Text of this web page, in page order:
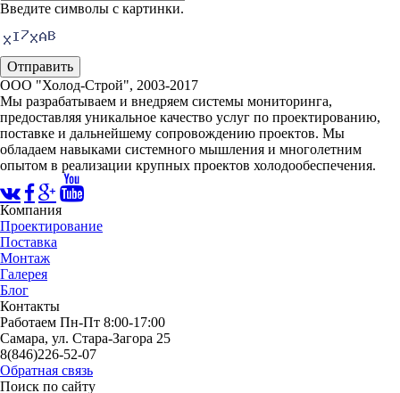
Введите символы с картинки.
ООО "Холод-Строй", 2003-2017
Мы разрабатываем и внедряем системы мониторинга,
предоставляя уникальное качество услуг по проектированию,
поставке и дальнейшему сопровождению проектов. Мы
обладаем навыками системного мышления и многолетним
опытом в реализации крупных проектов холодообеспечения.
Компания
Проектирование
Поставка
Монтаж
Галерея
Блог
Контакты
Работаем Пн-Пт 8:00-17:00
Самара, ул. Стара-Загора 25
8(846)226-52-07
Обратная связь
Поиск по сайту